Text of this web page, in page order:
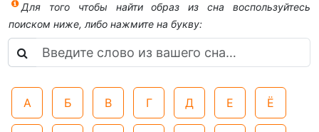
Для того чтобы найти образ из сна воспользуйтесь
поиском ниже, либо нажмите на букву:
А Б В Г Д Е Ё